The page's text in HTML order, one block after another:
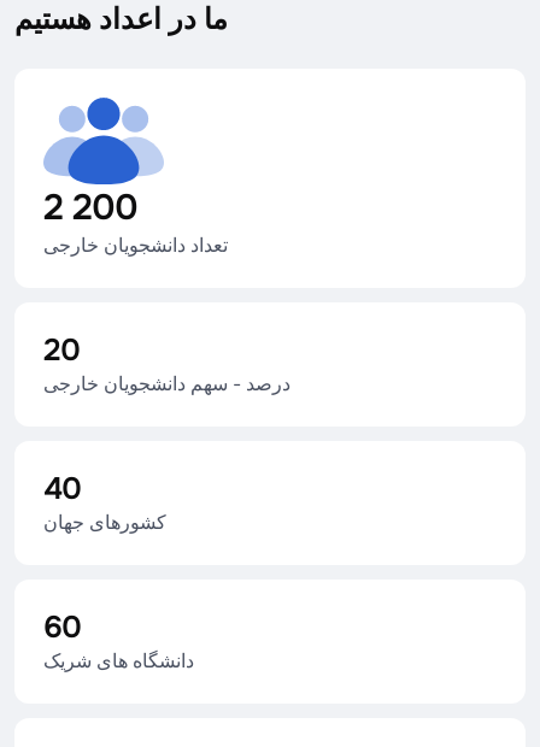
ما در اعداد هستیم
2 200
تعداد دانشجویان خارجی
20
درصد - سهم دانشجویان خارجی
40
کشورهای جهان
60
دانشگاه های شریک